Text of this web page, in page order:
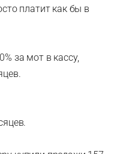
платит как бы в
за мот в кассу,